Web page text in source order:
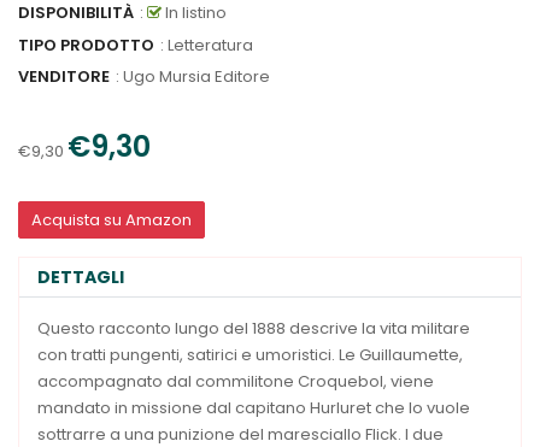
DISPONIBILITÀ :
In listino
TIPO PRODOTTO : Letteratura
VENDITORE : Ugo Mursia Editore
€9,30 €9,30
Acquista su Amazon
DETTAGLI
Questo racconto lungo del 1888 descrive la vita militare
con tratti pungenti, satirici e umoristici. Le Guillaumette,
accompagnato dal commilitone Croquebol, viene
mandato in missione dal capitano Hurluret che lo vuole
sottrarre a una punizione del maresciallo Flick. I due